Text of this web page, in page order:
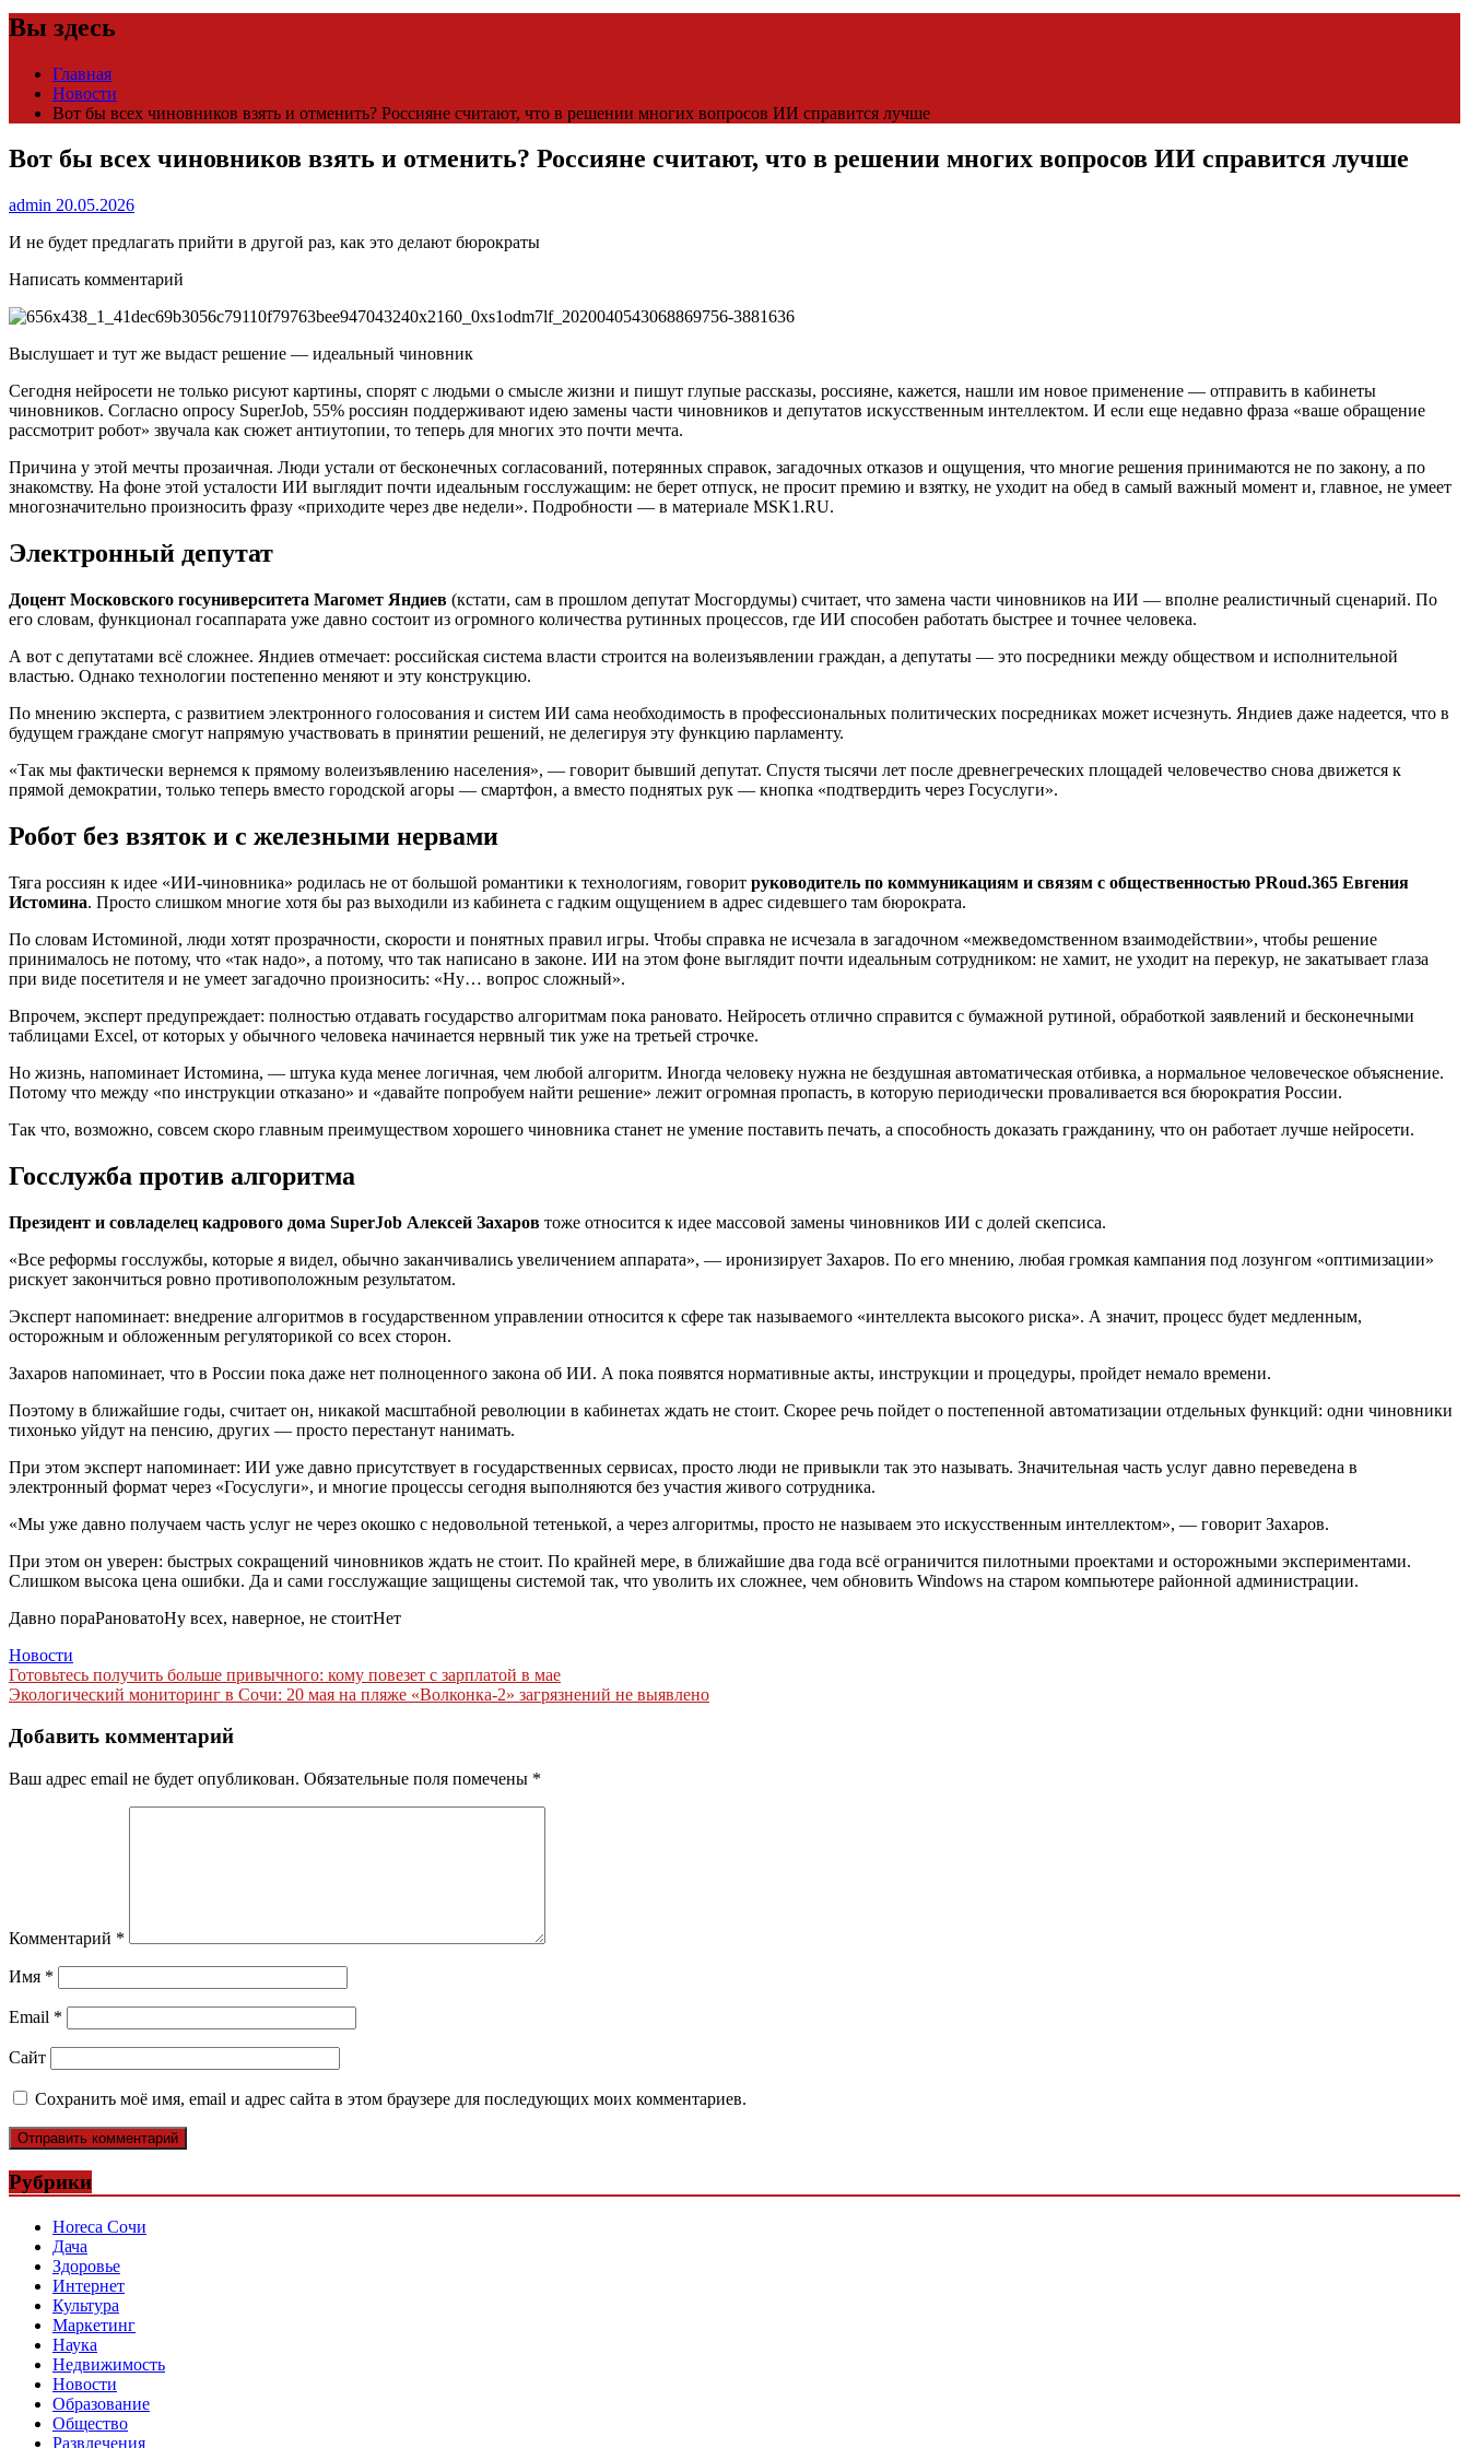
Вы здесь
Главная
Новости
Вот бы всех чиновников взять и отменить? Россияне считают, что в решении многих вопросов ИИ справится лучше
Вот бы всех чиновников взять и отменить? Россияне считают, что в решении многих вопросов ИИ справится лучше
admin 20.05.2026
И не будет предлагать прийти в другой раз, как это делают бюрократы
Написать комментарий
Выслушает и тут же выдаст решение — идеальный чиновник
Сегодня нейросети не только рисуют картины, спорят с людьми о смысле жизни и пишут глупые рассказы, россияне, кажется, нашли им новое применение — отправить в кабинеты
чиновников. Согласно опросу SuperJob, 55% россиян поддерживают идею замены части чиновников и депутатов искусственным интеллектом. И если еще недавно фраза «ваше обращение
рассмотрит робот» звучала как сюжет антиутопии, то теперь для многих это почти мечта.
Причина у этой мечты прозаичная. Люди устали от бесконечных согласований, потерянных справок, загадочных отказов и ощущения, что многие решения принимаются не по закону, а по
знакомству. На фоне этой усталости ИИ выглядит почти идеальным госслужащим: не берет отпуск, не просит премию и взятку, не уходит на обед в самый важный момент и, главное, не умеет
многозначительно произносить фразу «приходите через две недели». Подробности — в материале MSK1.RU.
Электронный депутат
Доцент Московского госуниверситета Магомет Яндиев (кстати, сам в прошлом депутат Мосгордумы) считает, что замена части чиновников на ИИ — вполне реалистичный сценарий. По
его словам, функционал госаппарата уже давно состоит из огромного количества рутинных процессов, где ИИ способен работать быстрее и точнее человека.
А вот с депутатами всё сложнее. Яндиев отмечает: российская система власти строится на волеизъявлении граждан, а депутаты — это посредники между обществом и исполнительной
властью. Однако технологии постепенно меняют и эту конструкцию.
По мнению эксперта, с развитием электронного голосования и систем ИИ сама необходимость в профессиональных политических посредниках может исчезнуть. Яндиев даже надеется, что в
будущем граждане смогут напрямую участвовать в принятии решений, не делегируя эту функцию парламенту.
«Так мы фактически вернемся к прямому волеизъявлению населения», — говорит бывший депутат. Спустя тысячи лет после древнегреческих площадей человечество снова движется к
прямой демократии, только теперь вместо городской агоры — смартфон, а вместо поднятых рук — кнопка «подтвердить через Госуслуги».
Робот без взяток и с железными нервами
Тяга россиян к идее «ИИ-чиновника» родилась не от большой романтики к технологиям, говорит руководитель по коммуникациям и связям с общественностью PRoud.365 Евгения
Истомина. Просто слишком многие хотя бы раз выходили из кабинета с гадким ощущением в адрес сидевшего там бюрократа.
По словам Истоминой, люди хотят прозрачности, скорости и понятных правил игры. Чтобы справка не исчезала в загадочном «межведомственном взаимодействии», чтобы решение
принималось не потому, что «так надо», а потому, что так написано в законе. ИИ на этом фоне выглядит почти идеальным сотрудником: не хамит, не уходит на перекур, не закатывает глаза
при виде посетителя и не умеет загадочно произносить: «Ну… вопрос сложный».
Впрочем, эксперт предупреждает: полностью отдавать государство алгоритмам пока рановато. Нейросеть отлично справится с бумажной рутиной, обработкой заявлений и бесконечными
таблицами Excel, от которых у обычного человека начинается нервный тик уже на третьей строчке.
Но жизнь, напоминает Истомина, — штука куда менее логичная, чем любой алгоритм. Иногда человеку нужна не бездушная автоматическая отбивка, а нормальное человеческое объяснение.
Потому что между «по инструкции отказано» и «давайте попробуем найти решение» лежит огромная пропасть, в которую периодически проваливается вся бюрократия России.
Так что, возможно, совсем скоро главным преимуществом хорошего чиновника станет не умение поставить печать, а способность доказать гражданину, что он работает лучше нейросети.
Госслужба против алгоритма
Президент и совладелец кадрового дома SuperJob Алексей Захаров тоже относится к идее массовой замены чиновников ИИ с долей скепсиса.
«Все реформы госслужбы, которые я видел, обычно заканчивались увеличением аппарата», — иронизирует Захаров. По его мнению, любая громкая кампания под лозунгом «оптимизации»
рискует закончиться ровно противоположным результатом.
Эксперт напоминает: внедрение алгоритмов в государственном управлении относится к сфере так называемого «интеллекта высокого риска». А значит, процесс будет медленным,
осторожным и обложенным регуляторикой со всех сторон.
Захаров напоминает, что в России пока даже нет полноценного закона об ИИ. А пока появятся нормативные акты, инструкции и процедуры, пройдет немало времени.
Поэтому в ближайшие годы, считает он, никакой масштабной революции в кабинетах ждать не стоит. Скорее речь пойдет о постепенной автоматизации отдельных функций: одни чиновники
тихонько уйдут на пенсию, других — просто перестанут нанимать.
При этом эксперт напоминает: ИИ уже давно присутствует в государственных сервисах, просто люди не привыкли так это называть. Значительная часть услуг давно переведена в
электронный формат через «Госуслуги», и многие процессы сегодня выполняются без участия живого сотрудника.
«Мы уже давно получаем часть услуг не через окошко с недовольной тетенькой, а через алгоритмы, просто не называем это искусственным интеллектом», — говорит Захаров.
При этом он уверен: быстрых сокращений чиновников ждать не стоит. По крайней мере, в ближайшие два года всё ограничится пилотными проектами и осторожными экспериментами.
Слишком высока цена ошибки. Да и сами госслужащие защищены системой так, что уволить их сложнее, чем обновить Windows на старом компьютере районной администрации.
Давно пораРановатоНу всех, наверное, не стоитНет
Новости
Навигация
по
записям
Готовьтесь получить больше привычного: кому повезет с зарплатой в мае
Экологический мониторинг в Сочи: 20 мая на пляже «Волконка-2» загрязнений не выявлено
Добавить комментарий
Ваш адрес email не будет опубликован. Обязательные поля помечены *
Комментарий *
Имя *
Email *
Сайт
Сохранить моё имя, email и адрес сайта в этом браузере для последующих моих комментариев.
Рубрики
Horeca Сочи
Дача
Здоровье
Интернет
Культура
Маркетинг
Наука
Недвижимость
Новости
Образование
Общество
Развлечения